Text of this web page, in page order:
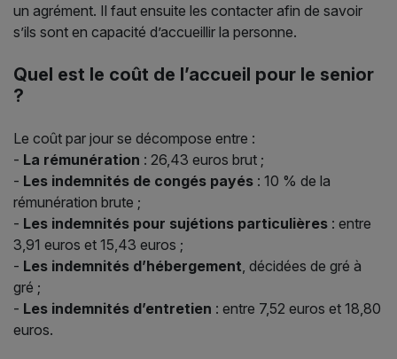
un agrément. Il faut ensuite les contacter afin de savoir
s’ils sont en capacité d’accueillir la personne.
Quel est le coût de l’accueil pour le senior
?
Le coût par jour se décompose entre :
- La rémunération : 26,43 euros brut ;
- Les indemnités de congés payés : 10 % de la
rémunération brute ;
- Les indemnités pour sujétions particulières : entre
3,91 euros et 15,43 euros ;
- Les indemnités d’hébergement, décidées de gré à
gré ;
- Les indemnités d’entretien : entre 7,52 euros et 18,80
euros.